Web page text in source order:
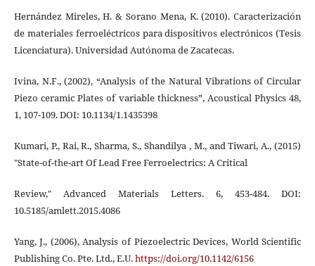
Hernández Mireles, H. & Sorano Mena, K. (2010). Caracterización
de materiales ferroeléctricos para dispositivos electrónicos (Tesis
Licenciatura). Universidad Autónoma de Zacatecas.
Ivina, N.F., (2002), “Analysis of the Natural Vibrations of Circular
Piezo ceramic Plates of variable thickness”, Acoustical Physics 48,
1, 107-109. DOI: 10.1134/1.1435398
Kumari, P., Rai, R., Sharma, S., Shandilya , M., and Tiwari, A., (2015)
"State-of-the-art Of Lead Free Ferroelectrics: A Critical
Review," Advanced Materials Letters. 6, 453-484. DOI:
10.5185/amlett.2015.4086
Yang, J., (2006), Analysis of Piezoelectric Devices, World Scientific
Publishing Co. Pte. Ltd., E.U.https://doi.org/10.1142/6156